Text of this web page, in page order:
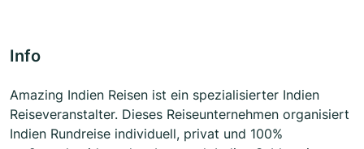
Info
Amazing Indien Reisen ist ein spezialisierter Indien
Reiseveranstalter. Dieses Reiseunternehmen organisiert
Indien Rundreise individuell, privat und 100%